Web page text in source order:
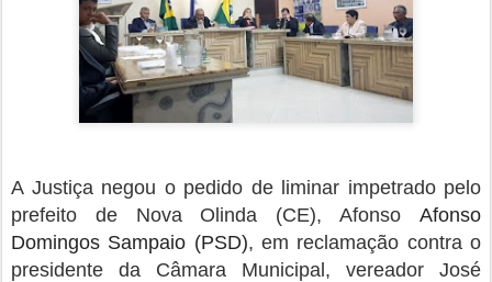
A Justiça negou o pedido de liminar impetrado pelo
prefeito de Nova Olinda (CE), AfonsoAfonso
Domingos Sampaio (PSD), em reclamação contra o
presidente da Câmara Municipal, vereador José